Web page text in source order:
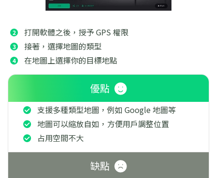
打開軟體之後，授予 GPS 權限
接著，選擇地圖的類型
在地圖上選擇你的目標地點
優點
支援多種類型地圖，例如 Google 地圖等
地圖可以縮放自如，方便用戶調整位置
占用空間不大
缺點